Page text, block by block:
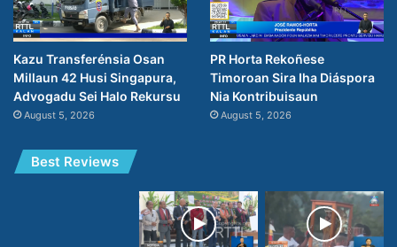
Kazu Transferénsia Osan
Millaun 42 Husi Singapura,
Advogadu Sei Halo Rekursu
August 5, 2026
PR Horta Rekoñese
Timoroan Sira Iha Diáspora
Nia Kontribuisaun
August 5, 2026
Best Reviews